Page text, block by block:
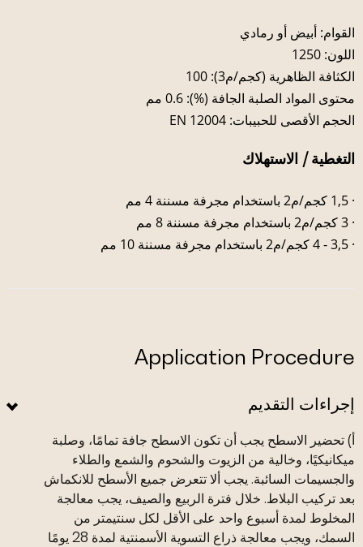
القوام: أبيض أو رمادي
اللون: 1250
الكثافة الظاهرية (كجم/م3): 100
محتوى المواد الصلبة الجافة (%): 0.6 مم
الحجم الأقصى للحبيبات: EN 12004
التغطية / الاستهلاك
· 1,5 كجم/م2 باستخدام مجرفة مسننة 4 مم
· 3 كجم/م2 باستخدام مجرفة مسننة 8 مم
· 3,5 - 4 كجم/م2 باستخدام مجرفة مسننة 10 مم
Application Procedure
إجراءات التقديم
أ) تحضير الاسطح يجب أن تكون الاسطح جافة تمامًا، وصلبة
ميكانيكيًا، وخالية من الزيوت والشحوم والشمع والطلاء
والجسيمات السائبة. يجب ألا تتعرض جميع الأسطح للانكماش
بعد تركيب البلاط. خلال فترة الربيع والصيف، يجب معالجة
المخلوط لمدة أسبوع واحد على الأقل لكل سنتيمتر من
السمك، ويجب معالجة ذراع التسوية الأسمنتية لمدة 28 يومًا